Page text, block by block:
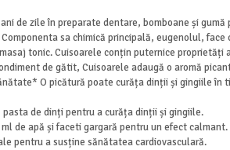
de zile în preparate dentare, bomboane și
sa chimică principală, eugenolul,
tonic. Cuisoarele conțin puternice
de gătit, Cuisoarele adaugă o aromă
O picătură poate curăța dinții și gingiile în
de dinți pentru a curăța dinții și gingiile.
de apă și faceti gargară pentru un efect calmant.
pentru a susține sănătatea cardiovasculară.